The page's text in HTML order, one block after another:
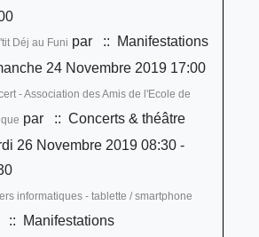
Déj au Funi par
:: Manifestations
24 Novembre 2019 17:00
- Association des Amis de l'Ecole de
par
:: Concerts & théâtre
26 Novembre 2019 08:30 -
informatiques - tablette / smartphone
:: Manifestations